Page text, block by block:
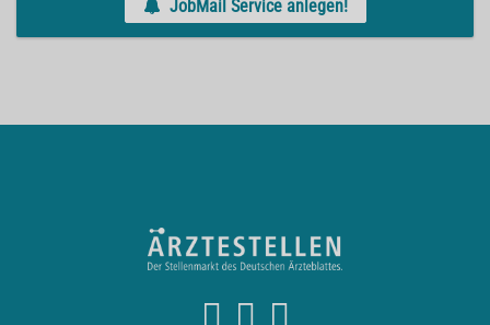
JobMail Service anlegen!